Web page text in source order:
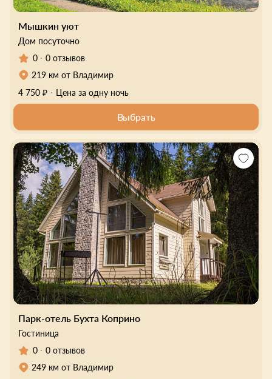
Мышкин уют
Дом посуточно
0
0 отзывов
219 км от Владимир
4 750 ₽
Цена за одну ночь
Выбрать
Парк-отель Бухта Коприно
Гостиница
0
0 отзывов
249 км от Владимир